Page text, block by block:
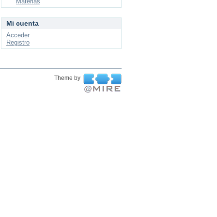
Mi cuenta
Acceder
Registro
Theme by